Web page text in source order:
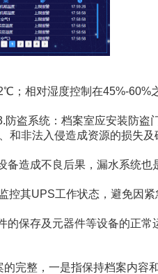
；相对湿度控制在45%-60%
盗系统：档案室应安装防盗门
和非法入侵造成资源的损失及
备造成不良后果，漏水系统也
控其UPS工作状态，避免因紧
的保存及元器件等设备的正常
完整，一是指保持档案内容